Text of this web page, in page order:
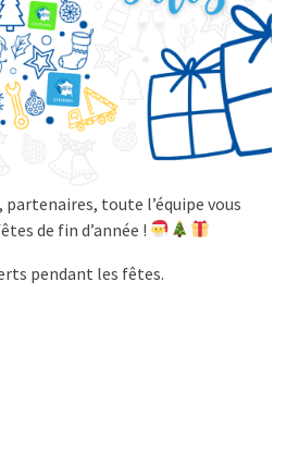
partenaires, toute l’équipe vous
de fin d’année !
pendant les fêtes.